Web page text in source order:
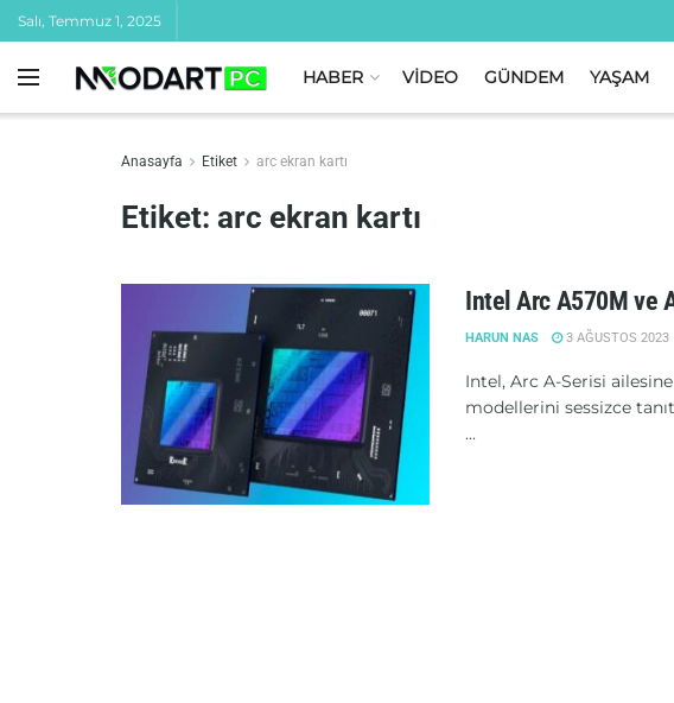
Salı, Temmuz 1, 2025
HABER VİDEO GÜNDEM YAŞAM
Anasayfa Etiket arc ekran kartı
Etiket: arc ekran kartı
Intel Arc A570M ve
HARUN NAS 3 AĞUSTOS 2023
Intel, Arc A-Serisi
modellerini sessizce
...